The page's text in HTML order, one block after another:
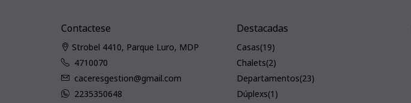
Contactese
Strobel 4410, Parque Luro, MDP
4710070
caceresgestion@gmail.com
2235350648
Destacadas
Casas(19)
Chalets(2)
Departamentos(23)
Dúplexs(1)